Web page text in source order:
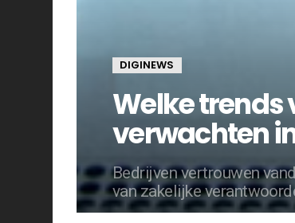
DIGINEWS
Welke trends
verwachten
Bedrijven vertrouwen
van zakelijke